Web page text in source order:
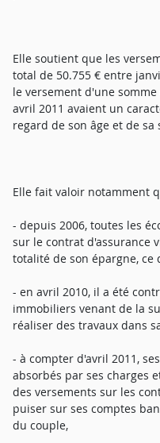
Elle soutient que les
total de 50.755 € entre
le versement d'une
avril 2011 avaient un
regard de son âge et de
Elle fait valoir notamment
- depuis 2006, toutes les
sur le contrat d'assurance
totalité de son épargne, ce
- en avril 2010, il a été
immobiliers venant de la
réaliser des travaux dans
- à compter d'avril 2011,
absorbés par ses charges
des versements sur les
puiser sur ses comptes
du couple,